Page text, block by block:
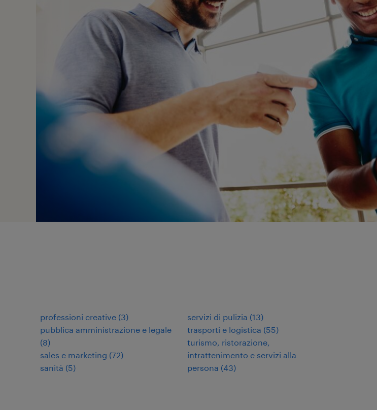
professioni creative (3)
pubblica amministrazione e legale
(8)
sales e marketing (72)
sanità (5)
servizi di pulizia (13)
trasporti e logistica (55)
turismo, ristorazione,
intrattenimento e servizi alla
persona (43)